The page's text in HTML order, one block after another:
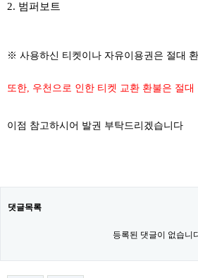
2. 범퍼보트
※ 사용하신 티켓이나 자유이용권은 절대
또한, 우천으로 인한 티켓 교환 환불은 절대
이점 참고하시어 발권 부탁드리겠습니다
댓글목록
등록된 댓글이 없습니